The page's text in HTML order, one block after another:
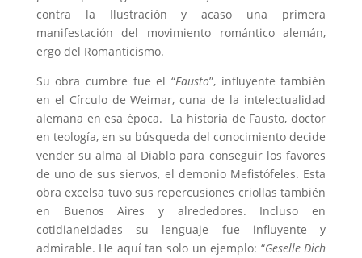
contra la Ilustración y acaso una primera
manifestación del movimiento romántico alemán,
ergo del Romanticismo.
Su obra cumbre fue el “Fausto”, influyente también
en el Círculo de Weimar, cuna de la intelectualidad
alemana en esa época. La historia de Fausto, doctor
en teología, en su búsqueda del conocimiento decide
vender su alma al Diablo para conseguir los favores
de uno de sus siervos, el demonio Mefistófeles. Esta
obra excelsa tuvo sus repercusiones criollas también
en Buenos Aires y alrededores. Incluso en
cotidianeidades su lenguaje fue influyente y
admirable. He aquí tan solo un ejemplo: “Geselle Dich